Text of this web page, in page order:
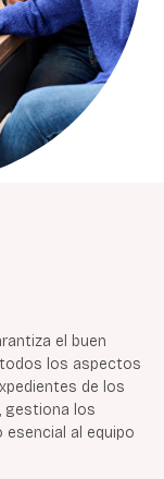
el buen
los aspectos
de los
gestiona los
al equipo